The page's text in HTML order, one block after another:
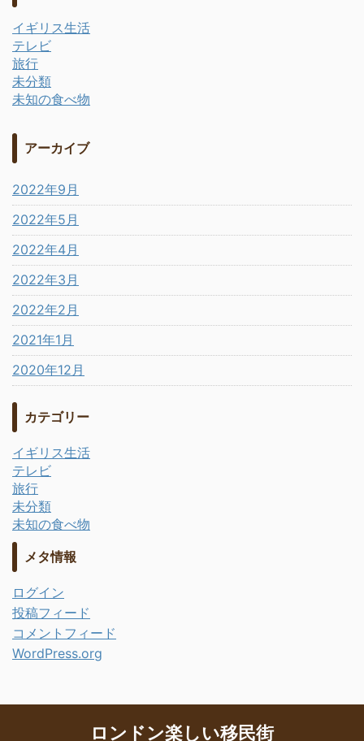
イギリス生活
テレビ
旅行
未分類
未知の食べ物
アーカイブ
2022年9月
2022年5月
2022年4月
2022年3月
2022年2月
2021年1月
2020年12月
カテゴリー
イギリス生活
テレビ
旅行
未分類
未知の食べ物
メタ情報
ログイン
投稿フィード
コメントフィード
WordPress.org
ロンドン楽しい移民街